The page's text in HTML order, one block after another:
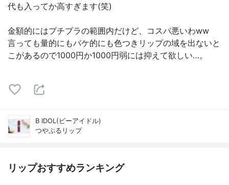
代も入ってか高すぎます(笑)
金額的にはプチプラの範囲内だけど、コスパ悪いわww
言っても量的にもパケ的にも色つきリップの域を出ないと
こがあるので1000円か1000円弱には抑えて欲しい…。
B IDOL(ビーアイドル)
つやぷるリップ
リップおすすめランキング